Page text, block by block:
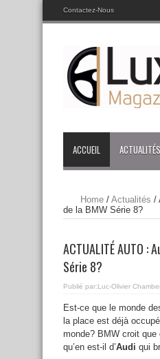
Contactez-Nous
ACCUEIL ACTUALITÉS
Home / Actualités /
de la BMW Série 8?
ACTUALITÉ AUTO :
Série 8?
Publié par:Luc-Olivier
Est-ce que le monde
la place est déjà
monde? BMW croit que
qu’en est-il d’Audi qui